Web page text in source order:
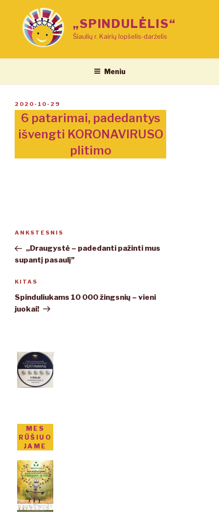
„SPINDULĖLIS“
Šiaulių r. Kairių lopšelis-darželis
Meniu
PASKELBTA
2020-10-29
6 patarimai, padedantys
išvengti KORONAVIRUSO
plitimo
Navigacija
įrašų
Ankstesnis
įrašas
ANKSTESNIS
,,Draugystė – padedanti pažinti mus
supantį pasaulį”
Kitas
įrašas
KITAS
Spinduliukams 10 000 žingsnių – vieni
juokai!
MES
RŪŠIUO
JAME